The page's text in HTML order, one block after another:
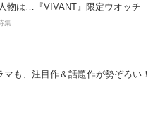
物は…『VIVANT』限定ウオッチ
集
マも、注目作＆話題作が勢ぞろい！